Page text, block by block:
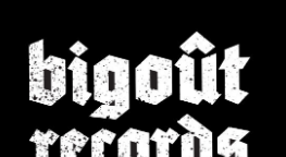
Skip
to
navigation
Skip
to
content